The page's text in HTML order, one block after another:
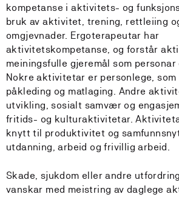
kompetanse i aktivitets- og
bruk av aktivitet, trening, rettleiing
omgjevnader. Ergoterapeutar har
aktivitetskompetanse, og forstår
meiningsfulle gjeremål som
Nokre aktivitetar er personlege, som
påkleding og matlaging. Andre
utvikling, sosialt samvær og
fritids- og kulturaktivitetar.
knytt til produktivitet og
utdanning, arbeid og frivillig arbeid.
Skade, sjukdom eller andre
vanskar med meistring av daglege